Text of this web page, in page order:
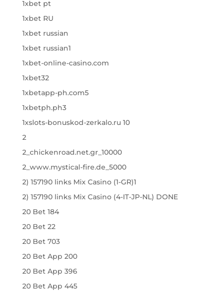
1xbet pt
1xbet RU
1xbet russian
1xbet russian1
1xbet-online-casino.com
1xbet32
1xbetapp-ph.com5
1xbetph.ph3
1xslots-bonuskod-zerkalo.ru 10
2
2_chickenroad.net.gr_10000
2_www.mystical-fire.de_5000
2) 157190 links Mix Casino (1-GR)1
2) 157190 links Mix Casino (4-IT-JP-NL) DONE
20 Bet 184
20 Bet 22
20 Bet 703
20 Bet App 200
20 Bet App 396
20 Bet App 445